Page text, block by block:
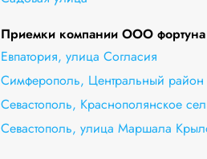
Приемки компании ООО фортуна
Евпатория, улица Согласия
Симферополь, Центральный район
Севастополь, Краснополянское
Севастополь, улица Маршала